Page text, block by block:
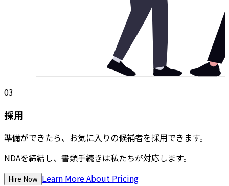
03
採用
準備ができたら、お気に入りの候補者を採用できます。
NDAを締結し、書類手続きは私たちが対応します。
Hire Now Learn More About Pricing